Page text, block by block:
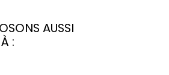
AUSSI
: